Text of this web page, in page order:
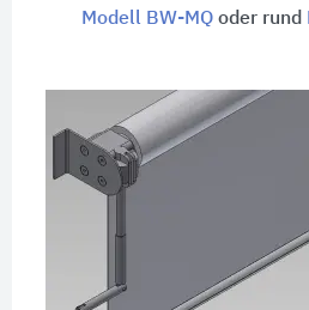
Modell BW-MQoder rund